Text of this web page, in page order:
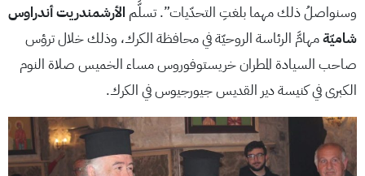
وسنواصلُ ذلك مهما بلغتِ التحدّيات”. تسلَّم الأرشمندريت أندراوس
شاميّةمهامَّ الرئاسة الروحيّة في محافظة الكرك، وذلك خلال ترؤس
صاحب السيادة المطران خريستوفوروس مساء الخميس صلاة النوم
الكبرى في كنيسة دير القديس جيورجيوس في الكرك.